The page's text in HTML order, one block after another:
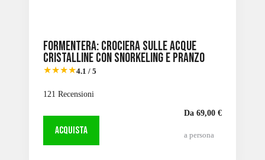
Formentera: Crociera sulle acque
cristalline con snorkeling e pranzo
★★★★4.1 / 5
121 Recensioni
ACQUISTA
Da 69,00 €
a persona